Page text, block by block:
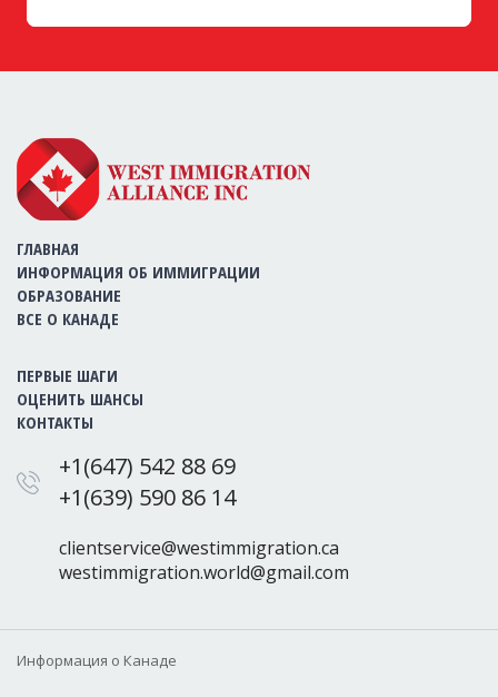
ГЛАВНАЯ
ИНФОРМАЦИЯ ОБ ИММИГРАЦИИ
ОБРАЗОВАНИЕ
ВСЕ О КАНАДЕ
ПЕРВЫЕ ШАГИ
ОЦЕНИТЬ ШАНСЫ
КОНТАКТЫ
+1(647) 542 88 69
+1(639) 590 86 14
clientservice@westimmigration.ca
westimmigration.world@gmail.com
Информация о Канаде